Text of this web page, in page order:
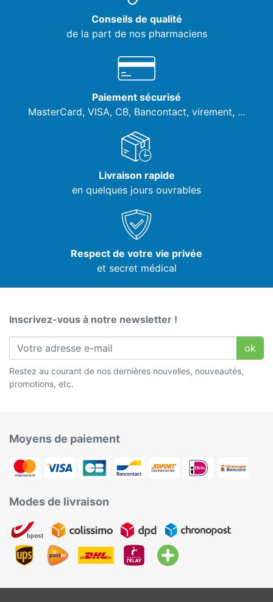
Conseils de qualité
de la part de nos pharmaciens
Paiement sécurisé
MasterCard, VISA, CB, Bancontact, virement, ...
Livraison rapide
en quelques jours ouvrables
Respect de votre vie privée
et secret médical
Inscrivez-vous à notre newsletter !
ok
Restez au courant de nos dernières nouvelles, nouveautés,
promotions, etc.
Moyens de paiement
Modes de livraison